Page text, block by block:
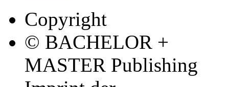
Copyright
© BACHELOR +
MASTER Publishing